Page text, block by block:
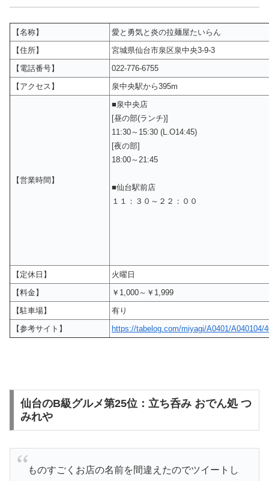
【名称】
愛と勇気と炎の拉麺屋たいらん
【住所】
宮城県仙台市泉区泉中央3-9-3
【電話番号】
022-776-6755
【アクセス】
泉中央駅から395m
【営業時間】
■泉中央店
[昼の部(ランチ)]
11:30～15:30 (L.O14:45)
[夜の部]
18:00～21:45
■仙台駅前店
１１：３０～２２：００
【定休日】
火曜日
【料金】
￥1,000～￥1,999
【駐車場】
有り
【参考サイト】
https://tabelog.com/miyagi/A0401/A040104/
仙台のB級グルメ第25位：立ち呑み おでん処 つ
みれや
ものすごくお店の名前を間違えたのでツイートし